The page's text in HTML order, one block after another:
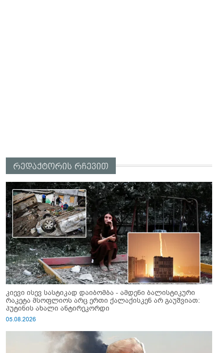
რედაქტორის რჩევით
კიევი ისევ სასტიკად დაიბომბა - ამდენი ბალისტიკური
რაკეტა მსოფლიოს არც ერთი ქალაქისკენ არ გაუშვიათ:
პუტინის ახალი ანტირეკორდი
05.08.2026